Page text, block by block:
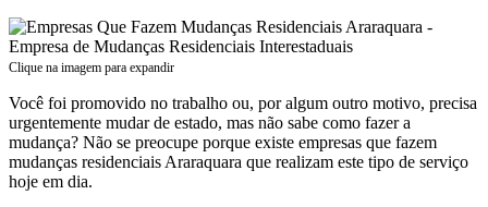
Clique na imagem para expandir
Você foi promovido no trabalho ou, por algum outro motivo, precisa
urgentemente mudar de estado, mas não sabe como fazer a
mudança? Não se preocupe porque existe empresas que fazem
mudanças residenciais Araraquara que realizam este tipo de serviço
hoje em dia.